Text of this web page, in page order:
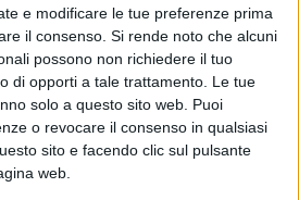
e modificare le tue preferenze prima
il consenso. Si rende noto che alcuni
possono non richiedere il tuo
di opporti a tale trattamento. Le tue
solo a questo sito web. Puoi
o revocare il consenso in qualsiasi
sito e facendo clic sul pulsante
web.
2013
lavoro in cambio di soldi, arrestato
della vittima
2013
la zia a comprare un